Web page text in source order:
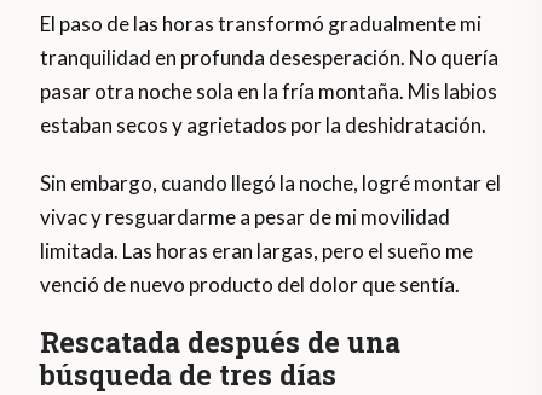
El paso de las horas transformó gradualmente mi
tranquilidad en profunda desesperación. No quería
pasar otra noche sola en la fría montaña. Mis labios
estaban secos y agrietados por la deshidratación.
Sin embargo, cuando llegó la noche, logré montar el
vivac y resguardarme a pesar de mi movilidad
limitada. Las horas eran largas, pero el sueño me
venció de nuevo producto del dolor que sentía.
Rescatada después de una
búsqueda de tres días